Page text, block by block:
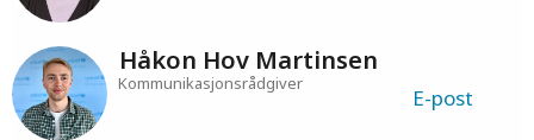
Håkon Hov Martinsen
Kommunikasjonsrådgiver
E-post